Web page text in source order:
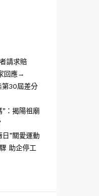
請求賠
回應→
第30屆差分
”：揭陽祖廟
”關愛運動
助企停工